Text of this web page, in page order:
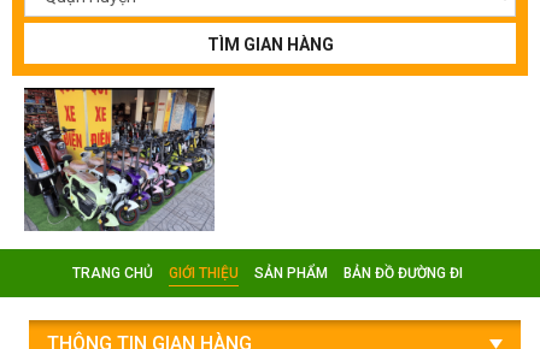
TÌM GIAN HÀNG
TRANG CHỦ GIỚI THIỆU SẢN PHẨM BẢN ĐỒ ĐƯỜNG ĐI
THÔNG TIN GIAN HÀNG